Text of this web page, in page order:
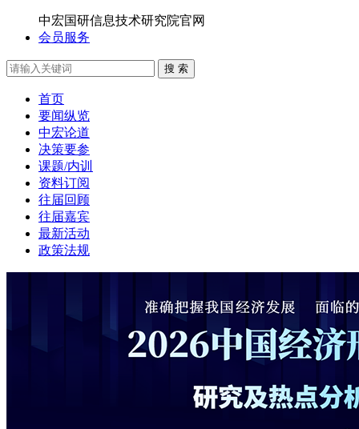
中宏国研信息技术研究院官网
会员服务
搜 索
首页
要闻纵览
中宏论道
决策要参
课题/内训
资料订阅
往届回顾
往届嘉宾
最新活动
政策法规